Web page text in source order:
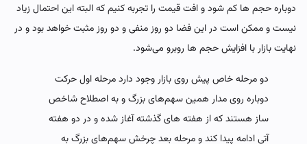
دوباره حجم ها کم شود و افت قیمت را تجربه کنیم که البته این احتمال زیاد
نیست و ممکن است در این فضا دو روز منفی و دو روز مثبت خواهد بود و در
نهایت بازار با افزایش حجم ها روبرو می‌شود.
دو مرحله خاص پیش روی بازار وجود دارد مرحله اول حرکت
دوباره روی مدار همین سهم‌های بزرگ و به اصطلاح شاخص
ساز هستند که از هفته های گذشته آغاز شده و در دو هفته
آتی ادامه پیدا کند و مرحله بعد چرخش سهم‌های بزرگ به